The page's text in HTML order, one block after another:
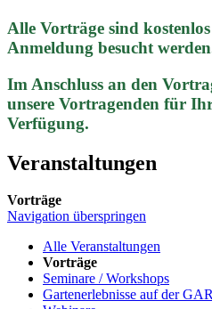
Alle Vorträge sind
Anmeldung besucht
Im Anschluss an den
unsere Vortragenden für
Verfügung.
Veranstaltungen
Vorträge
Navigation überspringen
Alle Veranstaltungen
Vorträge
Seminare / Workshops
Gartenerlebnisse auf der